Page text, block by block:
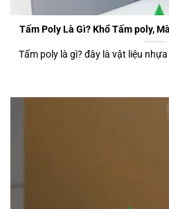
Tấm Poly Là Gì? Khổ Tấm poly,
Tấm poly là gì? đây là vật liệu